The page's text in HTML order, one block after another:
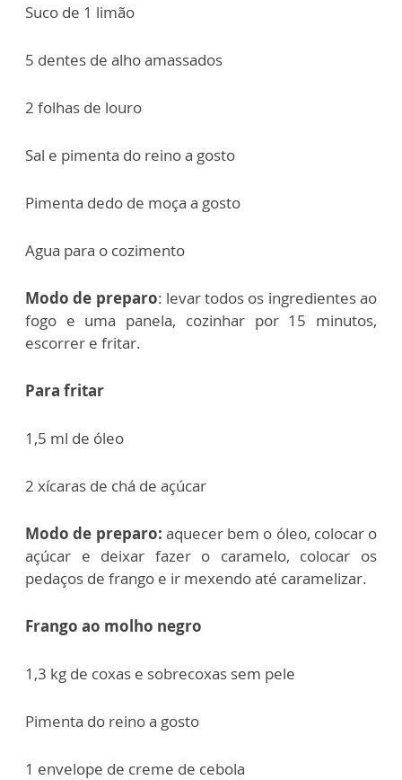
Suco de 1 limão
5 dentes de alho amassados
2 folhas de louro
Sal e pimenta do reino a gosto
Pimenta dedo de moça a gosto
Agua para o cozimento
Modo de preparo: levar todos os ingredientes ao
fogo e uma panela, cozinhar por 15 minutos,
escorrer e fritar.
Para fritar
1,5 ml de óleo
2 xícaras de chá de açúcar
Modo de preparo: aquecer bem o óleo, colocar o
açúcar e deixar fazer o caramelo, colocar os
pedaços de frango e ir mexendo até caramelizar.
Frango ao molho negro
1,3 kg de coxas e sobrecoxas sem pele
Pimenta do reino a gosto
1 envelope de creme de cebola